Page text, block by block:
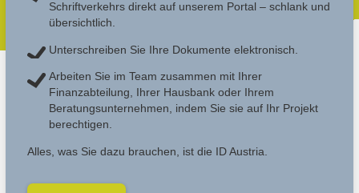
Schriftverkehrs direkt auf unserem Portal – schlank und
übersichtlich.
Unterschreiben Sie Ihre Dokumente elektronisch.
Arbeiten Sie im Team zusammen mit Ihrer
Finanzabteilung, Ihrer Hausbank oder Ihrem
Beratungsunternehmen, indem Sie sie auf Ihr Projekt
berechtigen.
Alles, was Sie dazu brauchen, ist die ID Austria.